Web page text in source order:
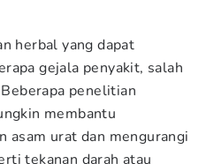
herbal yang dapat
gejala penyakit, salah
penelitian
membantu
asam urat dan mengurangi
tekanan darah atau